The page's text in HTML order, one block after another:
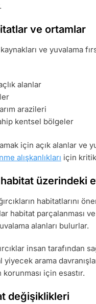
ve ortamlar
kaynakları ve yuvalama
alanlar
arazileri
kentsel bölgeler
için açık alanlar ve
alışkanlıkları için
üzerindeki
habitatlarını
habitat parçalanması
alanları bulurlar.
insan tarafından
arama
korunması için esastır.
değişiklikleri